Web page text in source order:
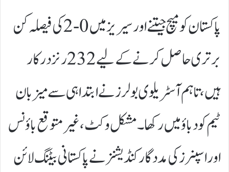
پاکستان کو میچ جیتنے اور سیریز میں 0-2 کی فیصلہ کن
برتری حاصل کرنے کے لیے 232 رنز درکار
ہیں، تاہم آسٹریلوی بولرز نے ابتدا ہی سے میزبان
ٹیم کو دباؤ میں رکھا۔ مشکل وکٹ، غیر متوقع باؤنس
اور اسپنرز کی مددگار کنڈیشنز نے پاکستانی بیٹنگ لائن